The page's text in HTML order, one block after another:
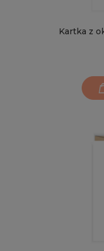
Kartka z